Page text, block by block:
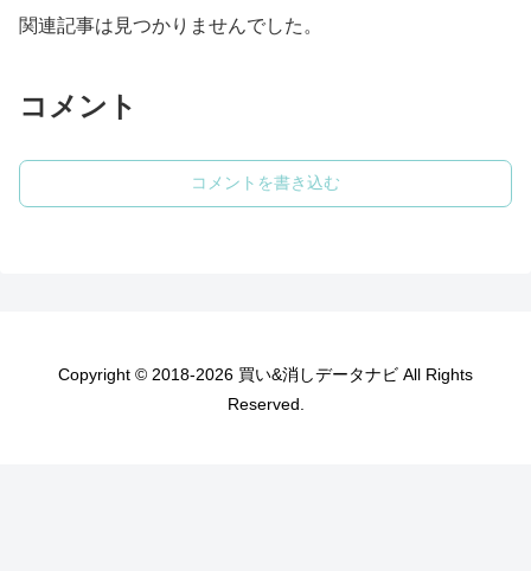
関連記事は見つかりませんでした。
コメント
コメントを書き込む
Copyright © 2018-2026 買い&消しデータナビ All Rights
Reserved.